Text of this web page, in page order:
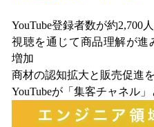
YouTube登録者数が約2,700
視聴を通じて商品理解が
増加
商材の認知拡大と販売促進
YouTubeが「集客チャネル